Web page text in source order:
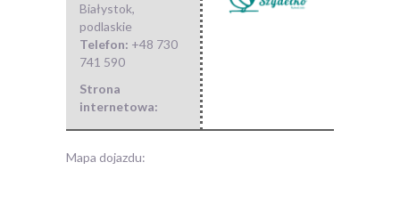
Białystok,
podlaskie
Telefon: +48 730
741 590
Strona
internetowa:
Mapa dojazdu: